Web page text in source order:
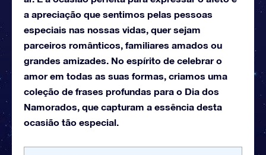
a apreciação que sentimos pelas pessoas
especiais nas nossas vidas, quer sejam
parceiros românticos, familiares amados ou
grandes amizades. No espírito de celebrar o
amor em todas as suas formas, criamos uma
coleção de frases profundas para o Dia dos
Namorados, que capturam a essência desta
ocasião tão especial.